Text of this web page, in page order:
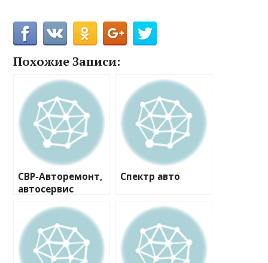
Похожие Записи:
СВР-Авторемонт,
автосервис
Спектр авто